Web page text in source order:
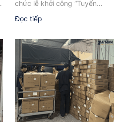
chức lễ khởi công “Tuyến
đường đèn chiếu...
Đọc tiếp